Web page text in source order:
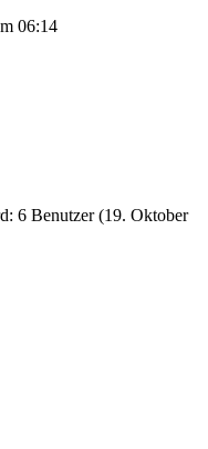
06:14
6 Benutzer (19. Oktober